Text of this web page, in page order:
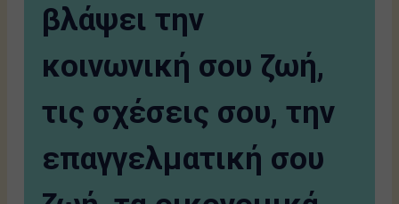
βλάψει την
κοινωνική σου ζωή,
τις σχέσεις σου, την
επαγγελματική σου